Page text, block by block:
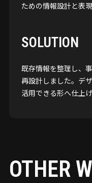
ための情報設計と表
SOLUTION
既存情報を整理し、
再設計しました。デ
活用できる形へ仕上げ
OTHER